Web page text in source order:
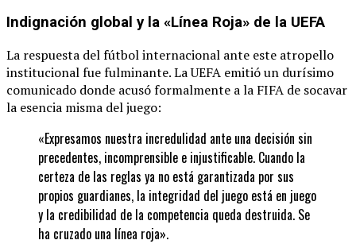
Indignación global y la «Línea Roja» de la UEFA
La respuesta del fútbol internacional ante este atropello
institucional fue fulminante. La UEFA emitió un durísimo
comunicado donde acusó formalmente a la FIFA de socavar
la esencia misma del juego:
«Expresamos nuestra incredulidad ante una decisión sin
precedentes, incomprensible e injustificable. Cuando la
certeza de las reglas ya no está garantizada por sus
propios guardianes, la integridad del juego está en juego
y la credibilidad de la competencia queda destruida. Se
ha cruzado una línea roja».